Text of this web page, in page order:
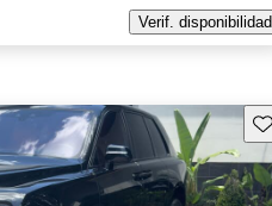
Verif. disponibilidad